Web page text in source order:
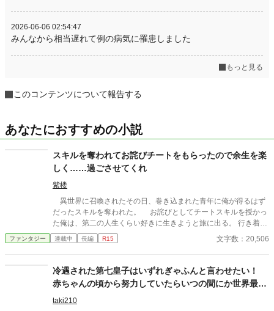
2026-06-06 02:54:47
みんなから相当遅れて例の病気に罹患しました
もっと見る
このコンテンツについて報告する
あなたにおすすめの小説
スキルを奪われてお詫びチートをもらったので余生を楽
しく……過ごさせてくれ
紫楼
異世界に召喚されたその日、巻き込まれた青年に俺が得るはず
だったスキルを奪われた。 お詫びとしてチートスキルを授かっ
た俺は、第二の人生くらい好きに生きようと旅に出る。 行き着い
た先は、寂れた町の場末の酒場だ。 なぜか客は男ばかりだが、
日雇い冒険者や恐妻家の肉屋たちとの気楽な毎日は悪くない。
へ通ってくる理由だけは、さっぱりわからない。 「お前らツケは
やめろ」 そんな穏やかな日々を送っていたはずなのに、ある
日、酒場へ厄介な依頼が舞い込んできた――。 他サイトでも掲
ファンタジー 連載中 長編 R15 文字数：20,506
冷遇された第七皇子はいずれぎゃふんと言わせたい！
赤ちゃんの頃から努力していたらいつの間にか世界最強
の魔法使いになっていました
taki210